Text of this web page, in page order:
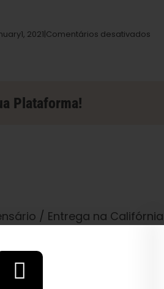
1, 2021|Comentários desativados
Plataforma!
/ Entrega na Califórnia